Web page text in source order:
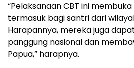
“Pelaksanaan CBT ini
termasuk bagi santri dari
Harapannya, mereka juga
panggung nasional dan
Papua,” harapnya.